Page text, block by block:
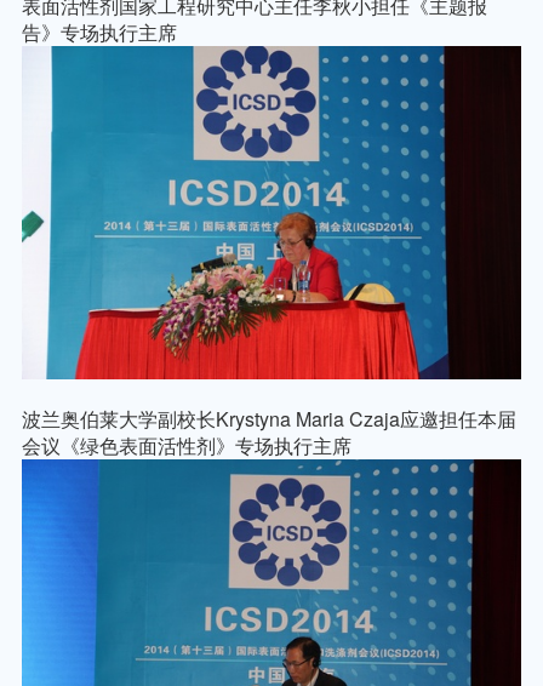
告》专场执行主席
波兰奥伯莱大学副校长Krystyna Maria Czaja应邀担任本届
会议《绿色表面活性剂》专场执行主席